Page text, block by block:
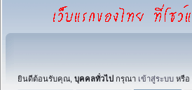
ยินดีต้อนรับคุณ, บุคคลทั่วไป กรุณา เข้าสู่ระบบ หรือ